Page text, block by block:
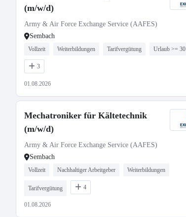
(m/w/d)
Army & Air Force Exchange Service (AAFES)
Sembach
Vollzeit Weiterbildungen Tarifvergütung Urlaub >= 30
3
01.08.2026
Mechatroniker für Kältetechnik
(m/w/d)
Army & Air Force Exchange Service (AAFES)
Sembach
Vollzeit Nachhaltiger Arbeitgeber Weiterbildungen
Tarifvergütung 4
01.08.2026